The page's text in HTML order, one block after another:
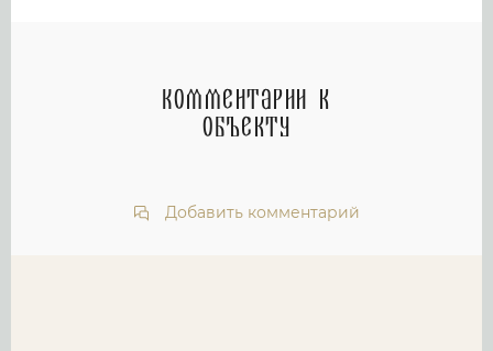
Комментарии к
объекту
Добавить комментарий